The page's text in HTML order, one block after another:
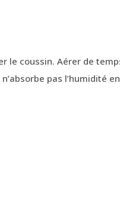
le coussin. Aérer de
pas l’humidité